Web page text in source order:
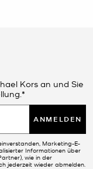
Kors an und Sie
ANMELDEN
Marketing-E-
Informationen über
wie in der
jederzeit wieder abmelden.